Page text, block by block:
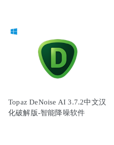
Topaz DeNoise AI 3.7.2中文汉
化破解版-智能降噪软件